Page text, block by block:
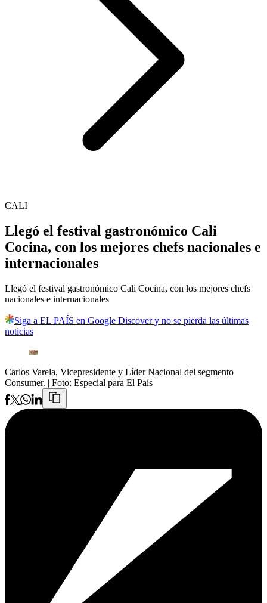
CALI
Llegó el festival gastronómico Cali
Cocina, con los mejores chefs nacionales e
internacionales
Llegó el festival gastronómico Cali Cocina, con los mejores chefs
nacionales e internacionales
Siga a EL PAÍS en Google Discover y no se pierda las últimas
noticias
Carlos Varela, Vicepresidente y Líder Nacional del segmento
Consumer. | Foto: Especial para El País